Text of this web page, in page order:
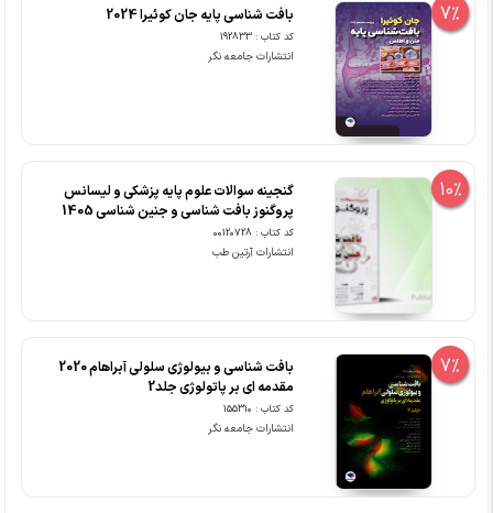
7% بافت شناسی پایه جان کوئیرا 2024
کد کتاب : 192833
انتشارات جامعه نگر
10%
گنجینه سوالات علوم پایه پزشکی و لیسانس
پروگنوز بافت شناسی و جنین شناسی 1405
کد کتاب : 00120728
انتشارات آرتین طب
7%
بافت شناسی و بیولوژی سلولی آبراهام 2020
مقدمه ای بر پاتولوژی جلد2
کد کتاب : 155310
انتشارات جامعه نگر